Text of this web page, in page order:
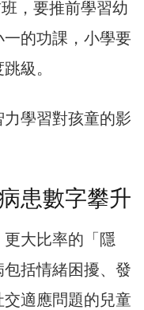
，要推前學習幼
的功課，小學要
級。
學習對孩童的影
患數字攀升
大比率的「隱
括情緒困擾、發
適應問題的兒童